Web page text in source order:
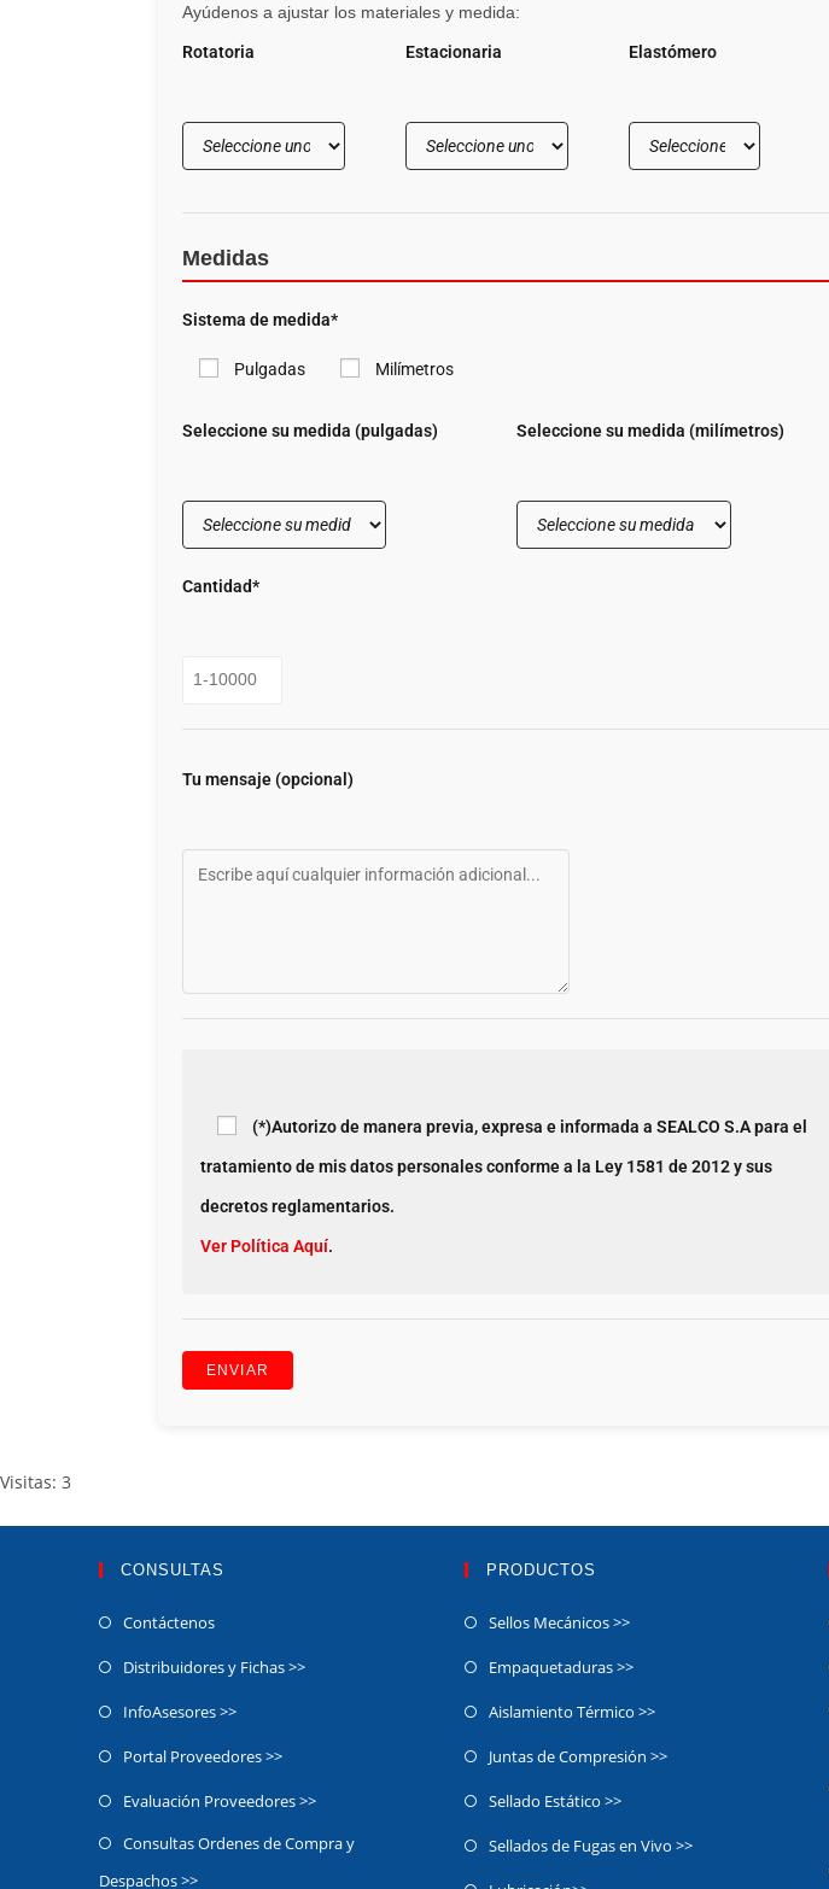
Ayúdenos a ajustar los materiales y medida:
Rotatoria Estacionaria Elastómero
Medidas
Sistema de medida*
Pulgadas Milímetros
Seleccione su medida (pulgadas) Seleccione su medida (milímetros)
Cantidad*
Tu mensaje (opcional)
(*)Autorizo de manera previa, expresa e informada a SEALCO S.A para el
tratamiento de mis datos personales conforme a la Ley 1581 de 2012 y sus
decretos reglamentarios.
Ver Política Aquí.
Visitas: 3
CONSULTAS
Contáctenos
Distribuidores y Fichas >>
InfoAsesores >>
Portal Proveedores >>
Evaluación Proveedores >>
Consultas Ordenes de Compra y
Despachos >>
PRODUCTOS
Sellos Mecánicos >>
Empaquetaduras >>
Aislamiento Térmico >>
Juntas de Compresión >>
Sellado Estático >>
Sellados de Fugas en Vivo >>